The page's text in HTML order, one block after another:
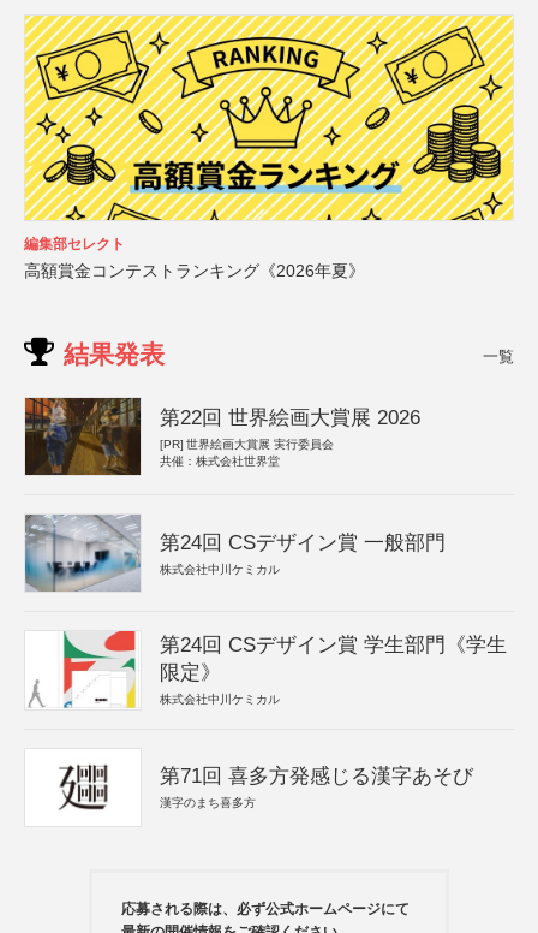
編集部セレクト
高額賞金コンテストランキング《2026年夏》
結果発表 一覧
第22回 世界絵画大賞展 2026
[PR] 世界絵画大賞展 実行委員会
共催：株式会社世界堂
第24回 CSデザイン賞 一般部門
株式会社中川ケミカル
第24回 CSデザイン賞 学生部門《学生
限定》
株式会社中川ケミカル
第71回 喜多方発感じる漢字あそび
漢字のまち喜多方
応募される際は、必ず公式ホームページにて